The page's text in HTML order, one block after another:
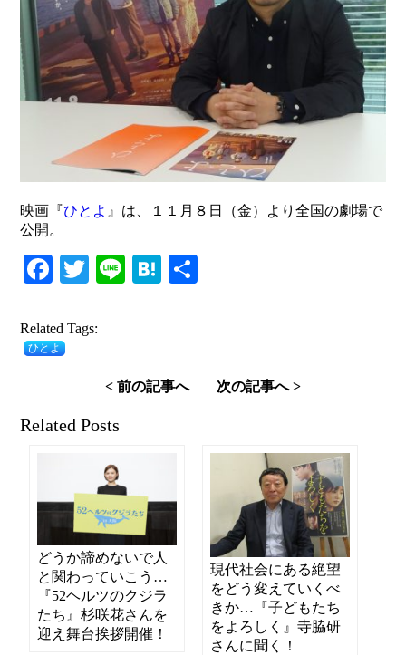
映画『ひとよ 』は、１１月８日（金）より全国の劇場で
公開。
Facebook
TwitterLineHatena
Related Tags:
ひとよ
< 前の記事へ 次の記事へ >
Related Posts
どうか諦めないで人
と関わっていこう…
『52ヘルツのクジラ
たち』杉咲花さんを
迎え舞台挨拶開催！
現代社会にある絶望
をどう変えていくべ
きか…『子どもたち
をよろしく』寺脇研
さんに聞く！